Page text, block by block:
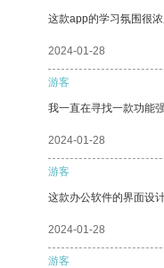
这款app的学习氛围很
2024-01-28
游客
我一直在寻找一款功能
2024-01-28
游客
这款办公软件的界面设
2024-01-28
游客